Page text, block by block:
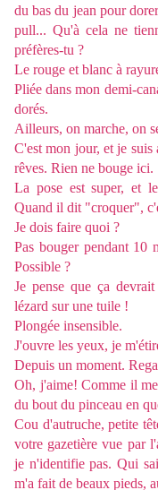
du bas du jean pour
pull... Qu'à cela ne
préfères-tu ?
Le rouge et blanc à
Pliée dans mon demi-
dorés.
Ailleurs, on marche, on
C'est mon jour, et je suis
rêves. Rien ne bouge ici.
La pose est super, et
Quand il dit "croquer",
Je dois faire quoi ?
Pas bouger pendant 10
Possible ?
Je pense que ça
lézard sur une tuile !
Plongée insensible.
J'ouvre les yeux, je
Depuis un moment.
Oh, j'aime! Comme il
du bout du pinceau en
Cou d'autruche, petite
votre gazetière vue par
je n'identifie pas. Qui
m'a fait de beaux pieds,